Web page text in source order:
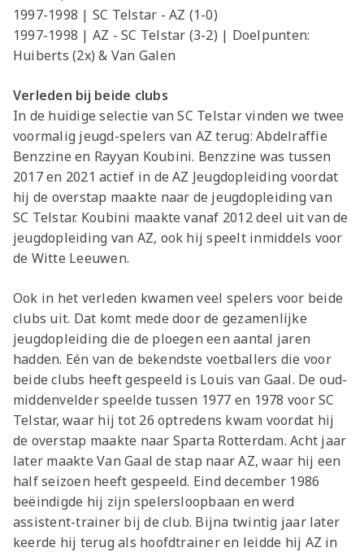
1997-1998 | SC Telstar - AZ (1-0)
1997-1998 | AZ - SC Telstar (3-2) | Doelpunten:
Huiberts (2x) & Van Galen
Verleden bij beide clubs
In de huidige selectie van SC Telstar vinden we twee
voormalig jeugd-spelers van AZ terug: Abdelraffie
Benzzine en Rayyan Koubini. Benzzine was tussen
2017 en 2021 actief in de AZ Jeugdopleiding voordat
hij de overstap maakte naar de jeugdopleiding van
SC Telstar. Koubini maakte vanaf 2012 deel uit van de
jeugdopleiding van AZ, ook hij speelt inmiddels voor
de Witte Leeuwen.
Ook in het verleden kwamen veel spelers voor beide
clubs uit. Dat komt mede door de gezamenlijke
jeugdopleiding die de ploegen een aantal jaren
hadden. Eén van de bekendste voetballers die voor
beide clubs heeft gespeeld is Louis van Gaal. De oud-
middenvelder speelde tussen 1977 en 1978 voor SC
Telstar, waar hij tot 26 optredens kwam voordat hij
de overstap maakte naar Sparta Rotterdam. Acht jaar
later maakte Van Gaal de stap naar AZ, waar hij een
half seizoen heeft gespeeld. Eind december 1986
beëindigde hij zijn spelersloopbaan en werd
assistent-trainer bij de club. Bijna twintig jaar later
keerde hij terug als hoofdtrainer en leidde hij AZ in